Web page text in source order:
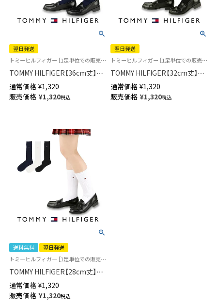
翌日発送
トミーヒルフィガー ［1足単位での販売です］学校 制服 靴下
TOMMY HILFIGER【36cm丈】ス
クールソックス ワンポイント
両面刺繍 レディース ハイソッ
クス 【365日最短翌日発送】
通常価格 ¥1,320
販売価格 ¥1,320税込
翌日発送
トミーヒルフィガー ［1足単位での販売です］ 学校 制服 靴下
TOMMY HILFIGER【32cm丈】ス
クールソックス ワンポイント
両面刺繍 レディース ハイソッ
クス 【365日最短翌日発送】
通常価格 ¥1,320
販売価格 ¥1,320税込
送料無料
翌日発送
トミーヒルフィガー ［1足単位での販売です］ 学校 制服 靴下
TOMMY HILFIGER【28cm丈】ス
クールソックス ワンポイント
両面刺繍 レディース ハイソッ
クス 【365日最短翌日発送】
通常価格 ¥1,320
販売価格 ¥1,320税込